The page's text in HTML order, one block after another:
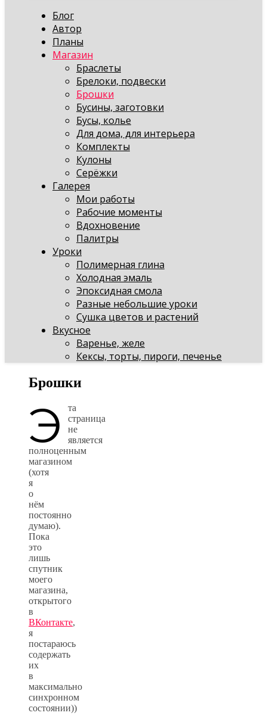
Блог
Автор
Планы
Магазин
Браслеты
Брелоки, подвески
Брошки
Бусины, заготовки
Бусы, колье
Для дома, для интерьера
Комплекты
Кулоны
Серёжки
Галерея
Мои работы
Рабочие моменты
Вдохновение
Палитры
Уроки
Полимерная глина
Холодная эмаль
Эпоксидная смола
Разные небольшие уроки
Сушка цветов и растений
Вкусное
Варенье, желе
Кексы, торты, пироги, печенье
Брошки
Э
та
страница
не
является
полноценным
магазином
(хотя
я
о
нём
постоянно
думаю).
Пока
это
лишь
спутник
моего
магазина,
открытого
в
ВКонтакте,
я
постараюсь
содержать
их
в
максимально
синхронном
состоянии))